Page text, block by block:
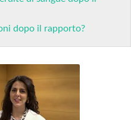
dopo il rapporto?